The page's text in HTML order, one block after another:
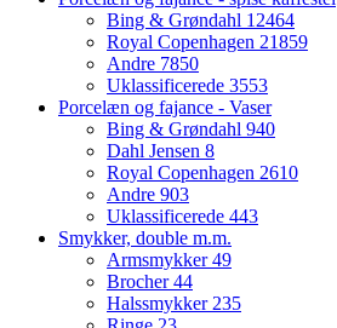
Bing & Grøndahl 12464
Royal Copenhagen 21859
Andre 7850
Uklassificerede 3553
Porcelæn og fajance - Vaser
Bing & Grøndahl 940
Dahl Jensen 8
Royal Copenhagen 2610
Andre 903
Uklassificerede 443
Smykker, double m.m.
Armsmykker49
Brocher44
Halssmykker235